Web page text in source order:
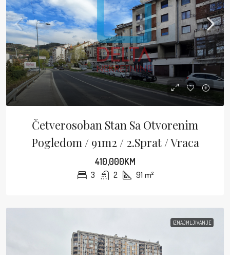
Četverosoban Stan Sa Otvorenim
Pogledom / 91m2 / 2.sprat / Vraca
410,000KM
3 2 91 m²
IZNAJMLJIVANJE